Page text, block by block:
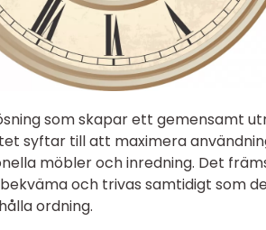
som skapar ett gemensamt
syftar till att maximera
möbler och inredning. Det
och trivas samtidigt som
ordning.